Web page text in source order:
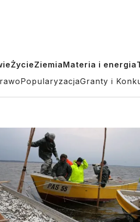
ŻycieZiemiaMateria i energia
PopularyzacjaGranty i